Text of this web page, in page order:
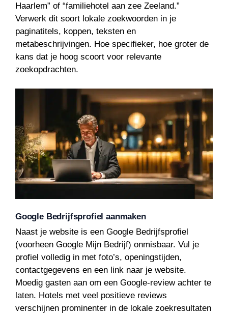
Haarlem” of “familiehotel aan zee Zeeland.”
Verwerk dit soort lokale zoekwoorden in je
paginatitels, koppen, teksten en
metabeschrijvingen. Hoe specifieker, hoe groter de
kans dat je hoog scoort voor relevante
zoekopdrachten.
Google Bedrijfsprofiel aanmaken
Naast je website is een Google Bedrijfsprofiel
(voorheen Google Mijn Bedrijf) onmisbaar. Vul je
profiel volledig in met foto’s, openingstijden,
contactgegevens en een link naar je website.
Moedig gasten aan om een Google-review achter te
laten. Hotels met veel positieve reviews
verschijnen prominenter in de lokale zoekresultaten